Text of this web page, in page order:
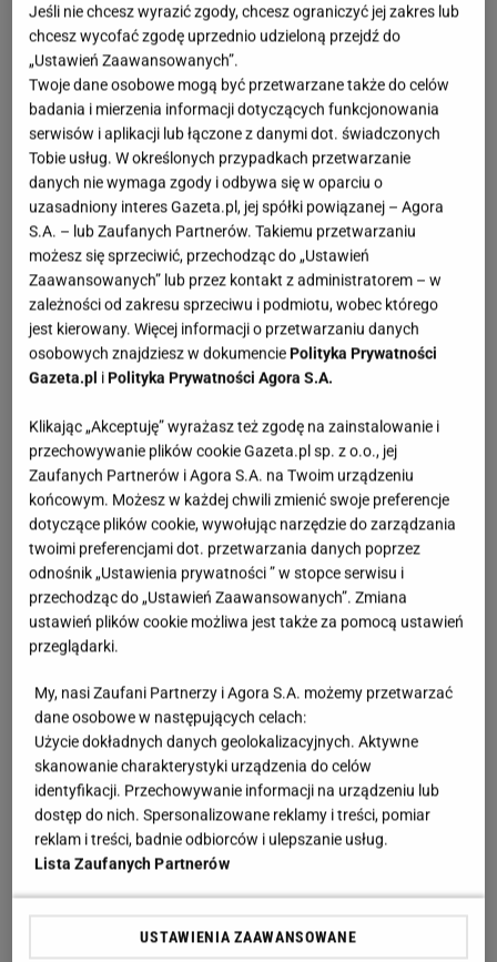
Jeśli nie chcesz wyrazić zgody, chcesz ograniczyć jej zakres lub
chcesz wycofać zgodę uprzednio udzieloną przejdź do
„Ustawień Zaawansowanych”.
Twoje dane osobowe mogą być przetwarzane także do celów
badania i mierzenia informacji dotyczących funkcjonowania
serwisów i aplikacji lub łączone z danymi dot. świadczonych
Tobie usług. W określonych przypadkach przetwarzanie
danych nie wymaga zgody i odbywa się w oparciu o
uzasadniony interes Gazeta.pl, jej spółki powiązanej – Agora
S.A. – lub Zaufanych Partnerów. Takiemu przetwarzaniu
możesz się sprzeciwić, przechodząc do „Ustawień
Zaawansowanych” lub przez kontakt z administratorem – w
zależności od zakresu sprzeciwu i podmiotu, wobec którego
jest kierowany. Więcej informacji o przetwarzaniu danych
osobowych znajdziesz w dokumenciePolityka Prywatności
Gazeta.pl iPolityka Prywatności Agora S.A.
Klikając „Akceptuję” wyrażasz też zgodę na zainstalowanie i
przechowywanie plików cookie Gazeta.pl sp. z o.o., jej
Zaufanych Partnerów i Agora S.A. na Twoim urządzeniu
końcowym. Możesz w każdej chwili zmienić swoje preferencje
dotyczące plików cookie, wywołując narzędzie do zarządzania
twoimi preferencjami dot. przetwarzania danych poprzez
odnośnik „Ustawienia prywatności ” w stopce serwisu i
przechodząc do „Ustawień Zaawansowanych”. Zmiana
ustawień plików cookie możliwa jest także za pomocą ustawień
przeglądarki.
My, nasi Zaufani Partnerzy i Agora S.A. możemy przetwarzać
dane osobowe w następujących celach:
Użycie dokładnych danych geolokalizacyjnych. Aktywne
skanowanie charakterystyki urządzenia do celów
identyfikacji. Przechowywanie informacji na urządzeniu lub
dostęp do nich. Spersonalizowane reklamy i treści, pomiar
reklam i treści, badnie odbiorców i ulepszanie usług.
Lista Zaufanych Partnerów
USTAWIENIA ZAAWANSOWANE